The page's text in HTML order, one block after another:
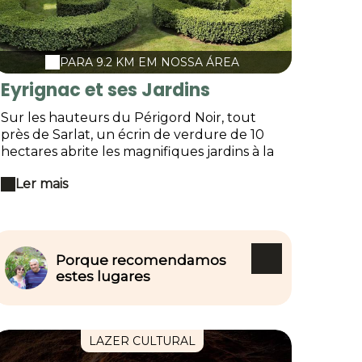
PARA 9.2 KM EM NOSSA ÁREA
Eyrignac et ses Jardins
Sur les hauteurs du Périgord Noir, tout
près de Sarlat, un écrin de verdure de 10
hectares abrite les magnifiques jardins à la
intemporel, venez assister au spectacle de
dans la tradition du travail manuel à
l'ancienne, fontaines, miroirs d'eau, jeux
d'ombres et de lumière, parterres de fleurs.
Ce patrimoine architectural est habité
depuis 500 ans par la même famille qui
de la tirade « Fier comme Artaban ».
Ler mais
Porque recomendamos
estes lugares
LAZER CULTURAL